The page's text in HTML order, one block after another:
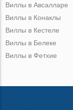
Виллы в Авсалларе
Виллы в Конаклы
Виллы в Кестеле
Виллы в Белеке
Виллы в Фетхие